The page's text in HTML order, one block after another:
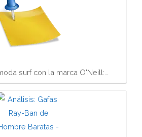
surf con la marca O'Neill:…